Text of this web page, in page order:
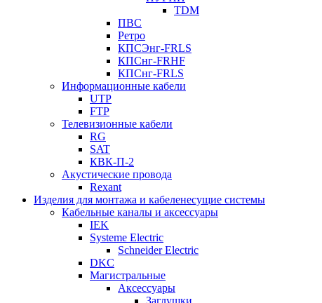
TDM
ПВС
Ретро
КПСЭнг-FRLS
КПСнг-FRHF
КПСнг-FRLS
Информационные кабели
UTP
FTP
Телевизионные кабели
RG
SAT
КВК-П-2
Акустические провода
Rexant
Изделия для монтажа и кабеленесущие системы
Кабельные каналы и аксессуары
IEK
Systeme Electric
Schneider Electric
DKC
Магистральные
Аксессуары